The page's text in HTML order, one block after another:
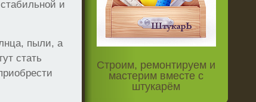
и
пыли, а
стать
Строим, ремонтируем и
мастерим вместе с
штукарём